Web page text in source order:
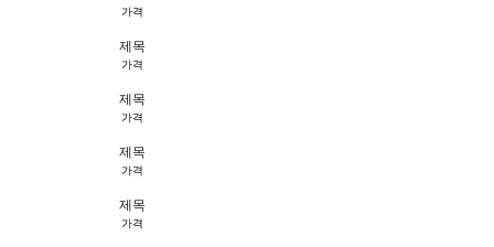
가격
제목
가격
제목
가격
제목
가격
제목
가격